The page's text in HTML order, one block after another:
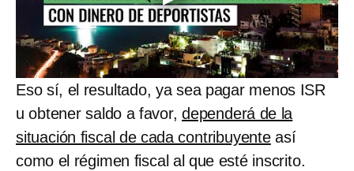
Eso sí, el resultado, ya sea pagar menos ISR
u obtener saldo a favor,dependerá de la
situación fiscal de cada contribuyenteasí
como el régimen fiscal al que esté inscrito.